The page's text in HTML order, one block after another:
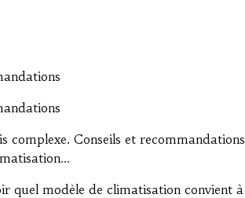
Conseils et recommandations
quel modèle de climatisation convient à